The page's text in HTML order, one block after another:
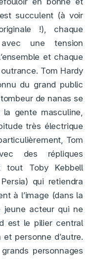
succulent (à voir
!), chaque
une tension
et chaque
Tom Hardy
du grand public
de nanas se
gente masculine,
très électrique
Tom
des répliques
tout Toby Kebbell
qui retiendra
à l’image (dans la
jeune acteur qui ne
est le pilier central
et personne d’autre.
personnages